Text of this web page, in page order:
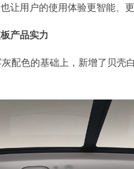
让用户的使用体验更智能、更
产品实力
配色的基础上，新增了贝壳